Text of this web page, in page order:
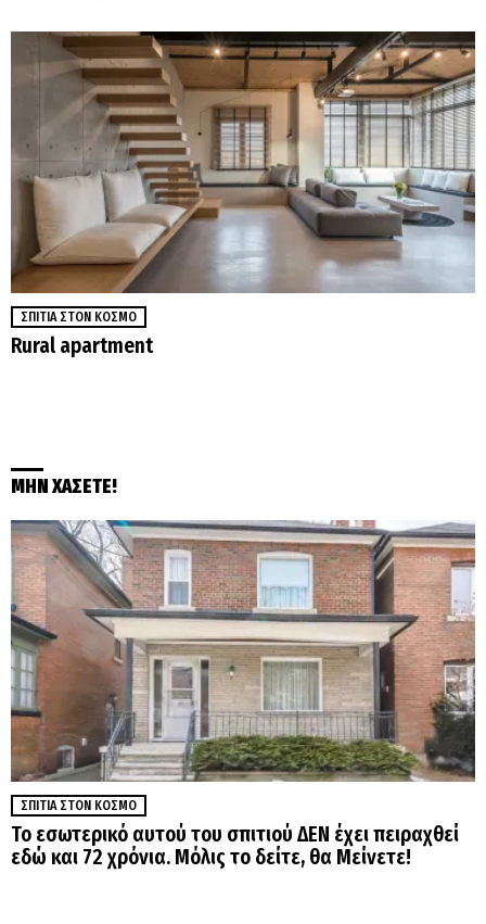
ΣΠΊΤΙΑ ΣΤΟΝ ΚΌΣΜΟ
Rural apartment
ΜΗΝ ΧΑΣΕΤΕ!
ΣΠΊΤΙΑ ΣΤΟΝ ΚΌΣΜΟ
Το εσωτερικό αυτού του σπιτιού ΔΕΝ έχει πειραχθεί
εδώ και 72 χρόνια. Μόλις το δείτε, θα Μείνετε!